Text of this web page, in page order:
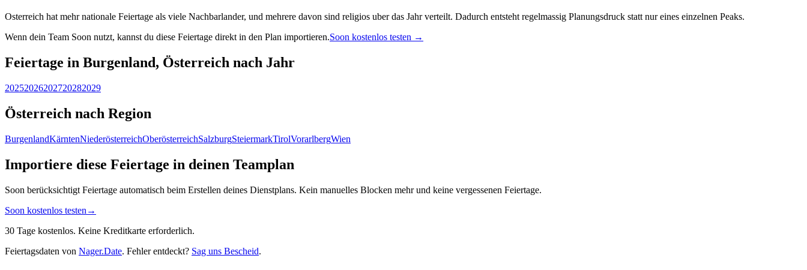
Osterreich hat mehr nationale Feiertage als viele Nachbarlander, und mehrere davon sind religios uber das Jahr verteilt. Dadurch entsteht regelmassig Planungsdruck statt nur eines einzelnen Peaks.
Wenn dein Team Soon nutzt, kannst du diese Feiertage direkt in den Plan importieren.Soon kostenlos testen →
Feiertage in Burgenland, Österreich nach Jahr
20252026202720282029
Österreich nach Region
BurgenlandKärntenNiederösterreichOberösterreichSalzburgSteiermarkTirolVorarlbergWien
Importiere diese Feiertage in deinen Teamplan
Soon berücksichtigt Feiertage automatisch beim Erstellen deines Dienstplans. Kein manuelles Blocken mehr und keine vergessenen Feiertage.
Soon kostenlos testen →
30 Tage kostenlos. Keine Kreditkarte erforderlich.
Feiertagsdaten von Nager.Date. Fehler entdeckt? Sag uns Bescheid.